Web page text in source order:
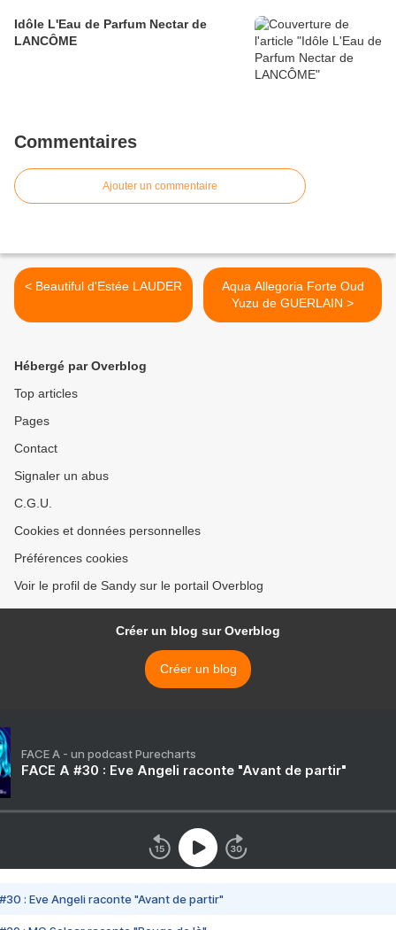
Idôle L'Eau de Parfum Nectar de
LANCÔME
Commentaires
Ajouter un commentaire
< Beautiful d'Estée LAUDER
Aqua Allegoria Forte Oud
Yuzu de GUERLAIN >
Hébergé par Overblog
Top articles
Pages
Contact
Signaler un abus
C.G.U.
Cookies et données personnelles
Préférences cookies
Voir le profil de Sandy sur le portail Overblog
Créer un blog sur Overblog
Créer un blog
FACE A - un podcast Purecharts
FACE A #30 : Eve Angeli raconte "Avant de partir"
#30 : Eve Angeli raconte "Avant de partir"